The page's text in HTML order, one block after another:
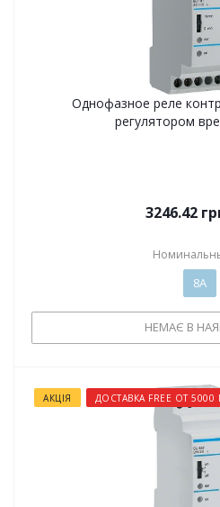
Однофазное реле
регулятором
3246.42
8А
НЕМАЄ В
АКЦІЯ ДОСТАВКА FREE ОТ 5000